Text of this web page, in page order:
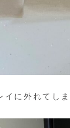
イに外れてし